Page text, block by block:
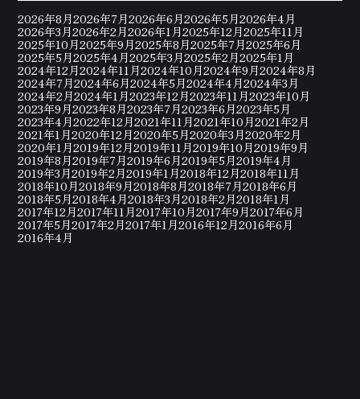
2026年8月2026年7月2026年6月2026年5月2026年4月
2026年3月2026年2月2026年1月2025年12月2025年11月
2025年10月2025年9月2025年8月2025年7月2025年6月
2025年5月2025年4月2025年3月2025年2月2025年1月
2024年12月2024年11月2024年10月2024年9月2024年8月
2024年7月2024年6月2024年5月2024年4月2024年3月
2024年2月2024年1月2023年12月2023年11月2023年10月
2023年9月2023年8月2023年7月2023年6月2023年5月
2023年4月2022年12月2021年11月2021年10月2021年2月
2021年1月2020年12月2020年5月2020年3月2020年2月
2020年1月2019年12月2019年11月2019年10月2019年9月
2019年8月2019年7月2019年6月2019年5月2019年4月
2019年3月2019年2月2019年1月2018年12月2018年11月
2018年10月2018年9月2018年8月2018年7月2018年6月
2018年5月2018年4月2018年3月2018年2月2018年1月
2017年12月2017年11月2017年10月2017年9月2017年6月
2017年5月2017年2月2017年1月2016年12月2016年6月
2016年4月